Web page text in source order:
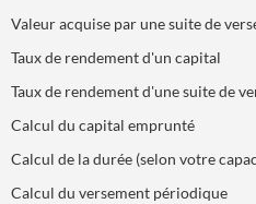
Valeur acquise par une suite de
Taux de rendement d'un capital
Taux de rendement d'une suite de
Calcul du capital emprunté
Calcul de la durée (selon votre
Calcul du versement périodique